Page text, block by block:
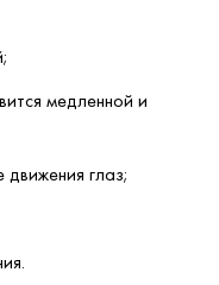
медленной и
глаз;